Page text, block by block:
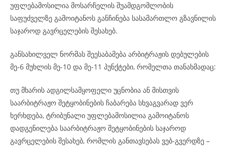
უფლებამოსილია მოსარჩელის შუამდგომლობის
საფუძველზე გამოიტანოს განჩინება სასამართლო გზავნილის
საჯაროდ გავრცელების შესახებ.
განსახილველ ნორმას შეესაბამება არბიტრაჟის დებულების
მე-6 მუხლის მე-10 და მე-11 პუნქტები, რომელთა თანახმადაც:
თუ მხარის ადგილსამყოფელი უცნობია ან მისთვის
საარბიტრაჟო შეტყობინების ჩაბარება სხვაგვარად ვერ
ხერხდება, ტრიბუნალი უფლებამოსილია გამოიტანოს
დადგენილება საარბიტრაჟო შეტყობინების საჯაროდ
გავრცელების შესახებ, რომლის განთავსებას ვებ-გვერდზე –